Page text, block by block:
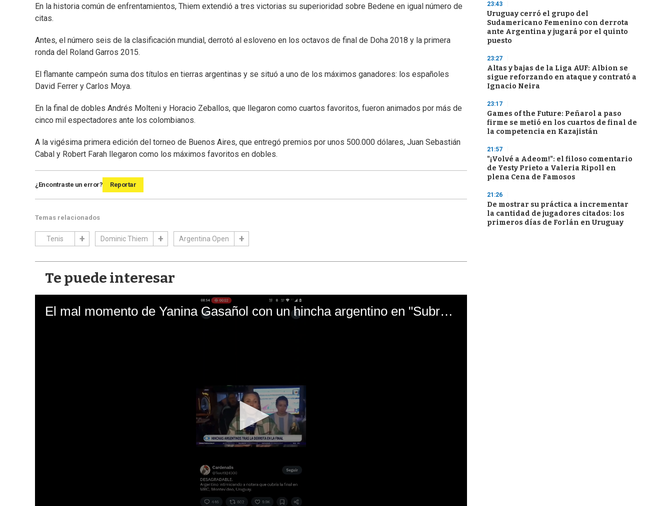
En la historia común de enfrentamientos, Thiem extendió a tres victorias su superioridad sobre Bedene en igual número de
citas.
Antes, el número seis de la clasificación mundial, derrotó al esloveno en los octavos de final de Doha 2018 y la primera
ronda del Roland Garros 2015.
El flamante campeón suma dos títulos en tierras argentinas y se situó a uno de los máximos ganadores: los españoles
David Ferrer y Carlos Moya.
En la final de dobles Andrés Molteni y Horacio Zeballos, que llegaron como cuartos favoritos, fueron animados por más de
cinco mil espectadores ante los colombianos.
A la vigésima primera edición del torneo de Buenos Aires, que entregó premios por unos 500.000 dólares, Juan Sebastián
Cabal y Robert Farah llegaron como los máximos favoritos en dobles.
¿Encontraste un error? Reportar
Temas relacionados
Tenis Dominic Thiem Argentina Open
Te puede interesar
El mal momento de Yanina Gasañol con un hincha argentino en "Subrayado"
23:43
Uruguay cerró el grupo del
Sudamericano Femenino con derrota
ante Argentina y jugará por el quinto
puesto
23:27
Altas y bajas de la Liga AUF: Albion se
sigue reforzando en ataque y contrató a
Ignacio Neira
23:17
Games of the Future: Peñarol a paso
firme se metió en los cuartos de final de
la competencia en Kazajistán
21:57
"¡Volvé a Adeom!": el filoso comentario
de Yesty Prieto a Valeria Ripoll en
plena Cena de Famosos
21:26
De mostrar su práctica a incrementar
la cantidad de jugadores citados: los
primeros días de Forlán en Uruguay